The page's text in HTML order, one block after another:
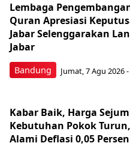
Bandung
Lembaga
Quran Apresiasi
Jabar Selenggarakan
Jabar
Jumat, 7 Agu 2026
Kabar Baik, Harga
Kebutuhan Pokok
Alami Deflasi 0,05 Persen